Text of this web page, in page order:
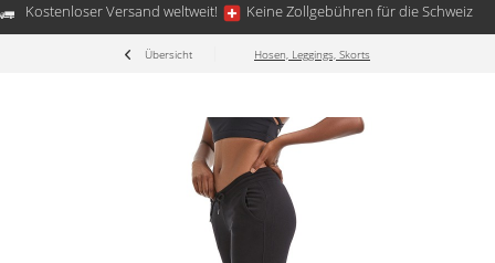
Kostenloser Versand weltweit! Keine Zollgebühren für die Schweiz
Übersicht Hosen, Leggings, Skorts